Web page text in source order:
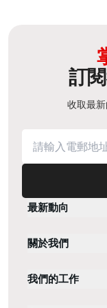
訂
收取最
最新動向
關於我們
我們的工作